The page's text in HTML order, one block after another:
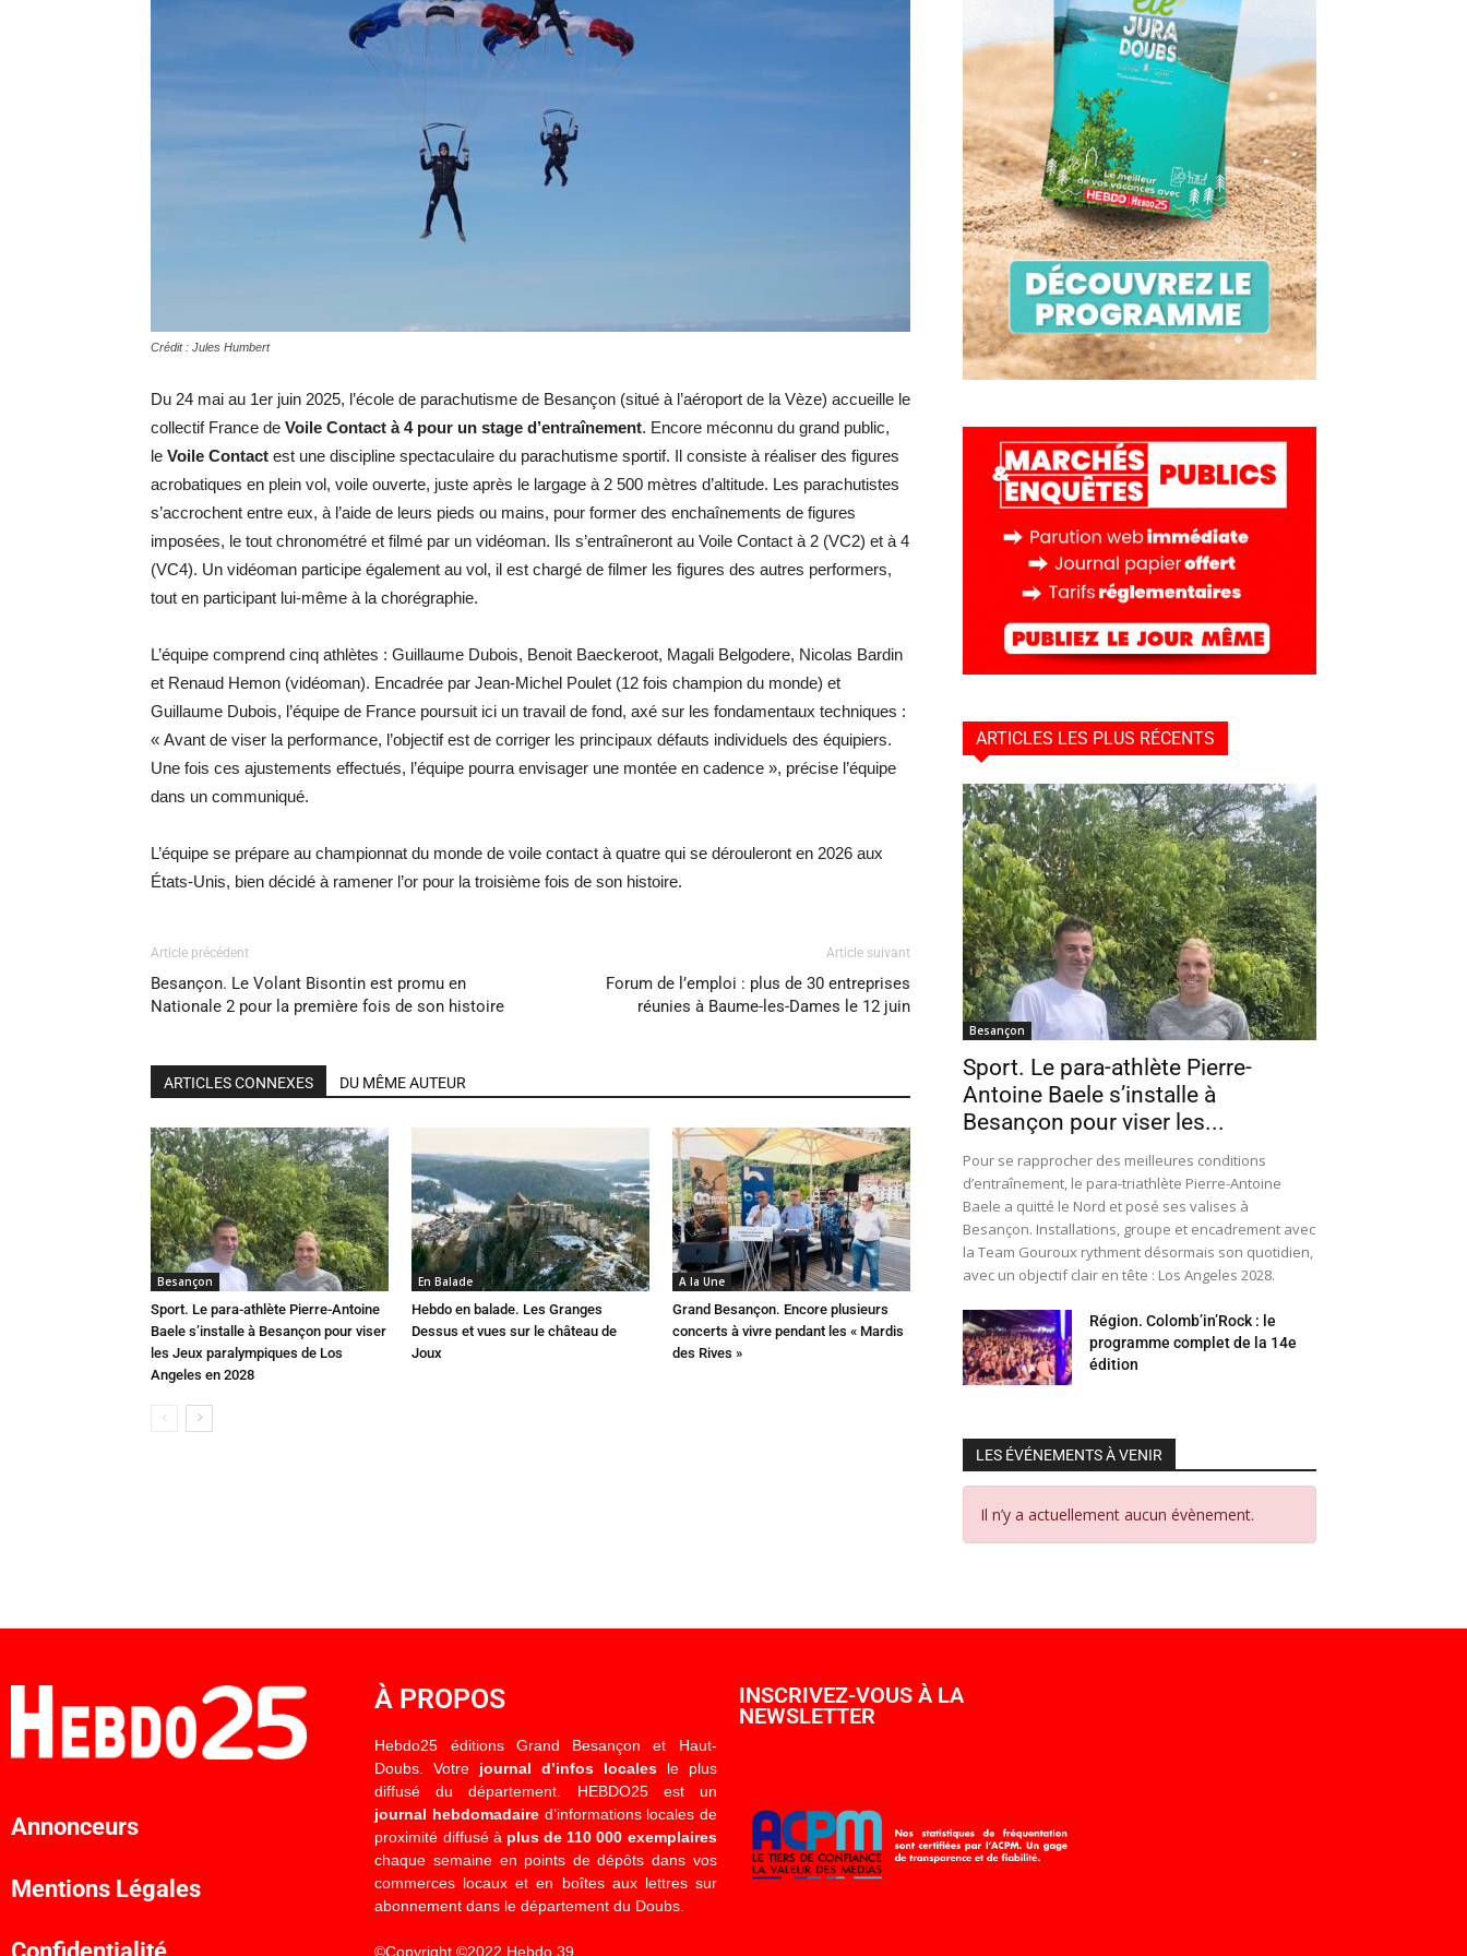
Crédit : Jules Humbert
Du 24 mai au 1er juin 2025, l’école de parachutisme de Besançon (situé à l’aéroport de la Vèze) accueille le
collectif France de Voile Contact à 4pour un stage d’entraînement. Encore méconnu du grand public,
le Voile Contact est une discipline spectaculaire du parachutisme sportif. Il consiste à réaliser des figures
acrobatiques en plein vol, voile ouverte, juste après le largage à 2 500 mètres d’altitude. Les parachutistes
s’accrochent entre eux, à l’aide de leurs pieds ou mains, pour former des enchaînements de figures
imposées, le tout chronométré et filmé par un vidéoman. Ils s’entraîneront au Voile Contact à 2 (VC2) et à 4
(VC4). Un vidéoman participe également au vol, il est chargé de filmer les figures des autres performers,
tout en participant lui-même à la chorégraphie.
L’équipe comprend cinq athlètes : Guillaume Dubois, Benoit Baeckeroot, Magali Belgodere, Nicolas Bardin
et Renaud Hemon (vidéoman). Encadrée par Jean-Michel Poulet (12 fois champion du monde) et
Guillaume Dubois, l’équipe de France poursuit ici un travail de fond, axé sur les fondamentaux techniques :
« Avant de viser la performance, l’objectif est de corriger les principaux défauts individuels des équipiers.
Une fois ces ajustements effectués, l’équipe pourra envisager une montée en cadence », précise l’équipe
dans un communiqué.
L’équipe se prépare au championnat du monde de voile contact à quatre qui se dérouleront en 2026 aux
États-Unis, bien décidé à ramener l’or pour la troisième fois de son histoire.
Article précédent
Besançon. Le Volant Bisontin est promu en
Nationale 2 pour la première fois de son histoire
Article suivant
Forum de l’emploi : plus de 30 entreprises
réunies à Baume-les-Dames le 12 juin
ARTICLES CONNEXES DU MÊME AUTEUR
Besançon
Sport. Le para-athlète Pierre-Antoine
Baele s’installe à Besançon pour viser
les Jeux paralympiques de Los
Angeles en 2028
En Balade
Hebdo en balade. Les Granges
Dessus et vues sur le château de
Joux
A la Une
Grand Besançon. Encore plusieurs
concerts à vivre pendant les « Mardis
des Rives »
ARTICLES LES PLUS RÉCENTS
Besançon
Sport. Le para-athlète Pierre-
Antoine Baele s’installe à
Besançon pour viser les...
Pour se rapprocher des meilleures conditions
d’entraînement, le para-triathlète Pierre-Antoine
Baele a quitté le Nord et posé ses valises à
Besançon. Installations, groupe et encadrement avec
la Team Gouroux rythment désormais son quotidien,
avec un objectif clair en tête : Los Angeles 2028.
Région. Colomb’in’Rock : le
programme complet de la 14e
édition
LES ÉVÉNEMENTS À VENIR
Il n’y a actuellement aucun évènement.
Annonceurs
Mentions Légales
À PROPOS
Hebdo25 éditions Grand Besançon et Haut-
Doubs. Votre journal d’infos localesle plus
diffusé du département. HEBDO25 est un
journal hebdomadaired’informations locales de
proximité diffusé à plus de 110 000 exemplaires
chaque semaine en points de dépôts dans vos
commerces locaux et en boîtes aux lettres sur
abonnement dans le département du Doubs.
©Copyright ©2022 Hebdo 39
INSCRIVEZ-VOUS À LA
NEWSLETTER